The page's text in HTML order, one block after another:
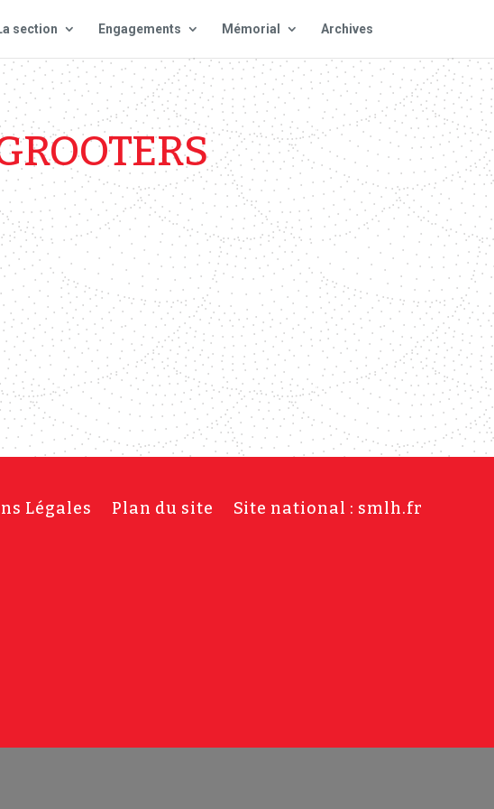
section Engagements Mémorial Archives
Légales Plan du site Site national : smlh.fr